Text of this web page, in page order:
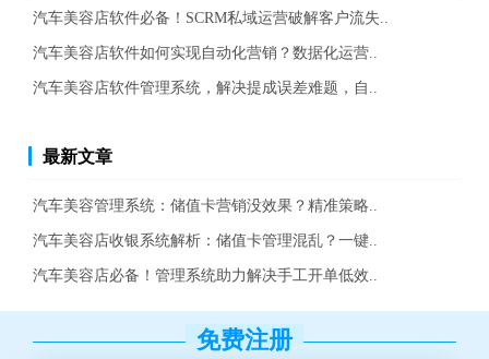
汽车美容店软件必备！SCRM私域运营破解客户流失..
汽车美容店软件如何实现自动化营销？数据化运营..
汽车美容店软件管理系统，解决提成误差难题，自..
最新文章
汽车美容管理系统：储值卡营销没效果？精准策略..
汽车美容店收银系统解析：储值卡管理混乱？一键..
汽车美容店必备！管理系统助力解决手工开单低效..
免费注册